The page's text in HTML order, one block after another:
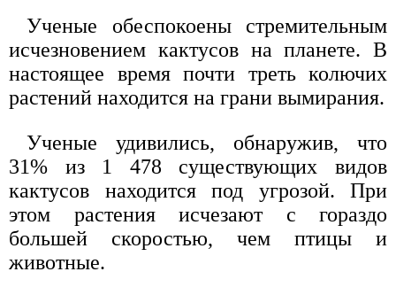
Ученые обеспокоены стремительным
исчезновением кактусов на планете. В
настоящее время почти треть колючих
растений находится на грани вымирания.
Ученые удивились, обнаружив, что
31% из 1 478 существующих видов
кактусов находится под угрозой. При
этом растения исчезают с гораздо
большей скоростью, чем птицы и
животные.